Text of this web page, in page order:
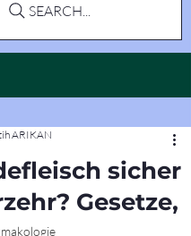
SEARCH...
sicher
Gesetze,
ARIKAN